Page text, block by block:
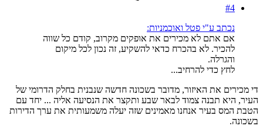
#4
נכתב ע"י פטל ואוכמניות:
אם אתם לא מכירים את אופקים מקרוב, קודם כל שווה
להכיר. לא בהכרח כדאי להשקיע, זה נכון לכל מיקום
והגרלה.
לחץ כדי להרחיב...
די מכירים את האיזור, מדובר בשכונה חדשה שנבנית בחלק הדרומי של
העיר, היא תבנה צמוד לבאר שבע ותקצר את הנסיעה אליה ... יחד עם
הטבת המס בעיר אנחנו מאמינים שזה יעלה משמעותית את ערך הדירות
בשכונה.